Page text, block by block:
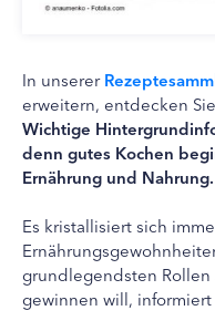
In unserer
erweitern, entdecken
Wichtige
denn gutes Kochen
Ernährung und Nahrung.
Es kristallisiert sich
grundlegendsten
gewinnen will,